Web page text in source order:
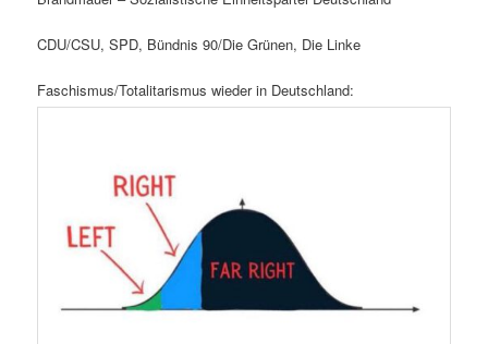
CDU/CSU, SPD, Bündnis 90/Die Grünen, Die Linke
Faschismus/Totalitarismus wieder in Deutschland: